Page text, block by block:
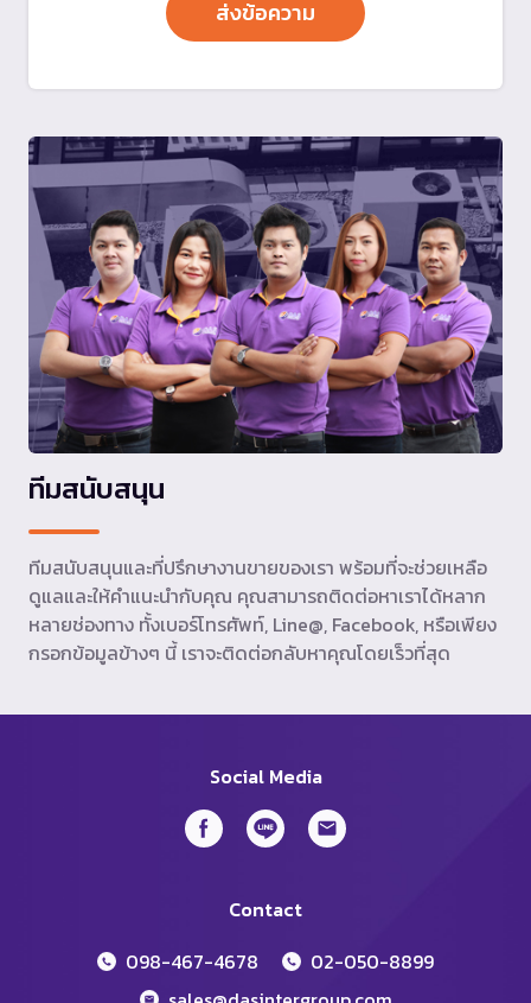
ทีมสนับสนุน
ทีมสนับสนุนและที่ปรึกษางานขายของเรา พร้อมที่จะช่วยเหลือ
ดูแลและให้คำแนะนำกับคุณ คุณสามารถติดต่อหาเราได้หลาก
หลายช่องทาง ทั้งเบอร์โทรศัพท์, Line@, Facebook, หรือเพียง
กรอกข้อมูลข้างๆ นี้ เราจะติดต่อกลับหาคุณโดยเร็วที่สุด
Social Media
Contact
098-467-4678
02-050-8899